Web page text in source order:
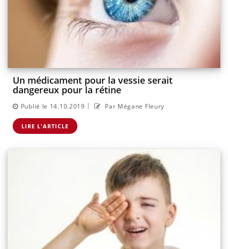
Un médicament pour la vessie serait
dangereux pour la rétine
Publié le 14.10.2019 | Par Mégane Fleury
LIRE L'ARTICLE